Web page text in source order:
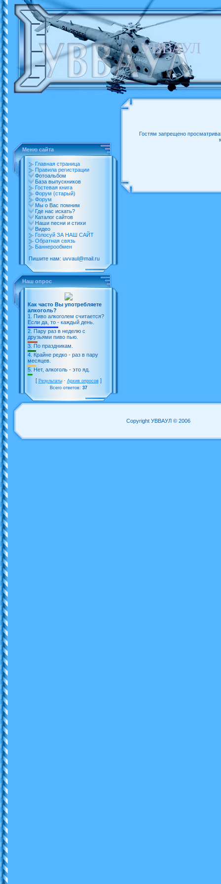
УВВАУЛ
Меню сайта
Главная страница
Правила регистрации
Фотоальбом
База выпускников
Гостевая книга
Форум (старый)
Форум
Мы о Вас помним
Где нас искать?
Каталог сайтов
Наши песни и стихи
Видео
Голосуй ЗА НАШ САЙТ
Обратная связь
Баннерообмен
Пишите нам: uvvaul@mail.ru
Наш опрос
Как часто Вы употребляете
алкоголь?
1. Пиво алкоголем считается?
Если да, то - каждый день.
2. Пару раз в неделю с
друзьями пиво пью.
3. По праздникам.
4. Крайне редко - раз в пару
месяцев.
5. Нет, алкоголь - это яд.
[ Результаты· Архив опросов]
Всего ответов: 37
Гостям запрещено
Copyright УВВАУЛ © 2006